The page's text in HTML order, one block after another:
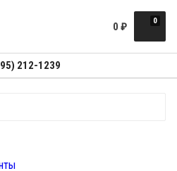
0
0 ₽
212-1239